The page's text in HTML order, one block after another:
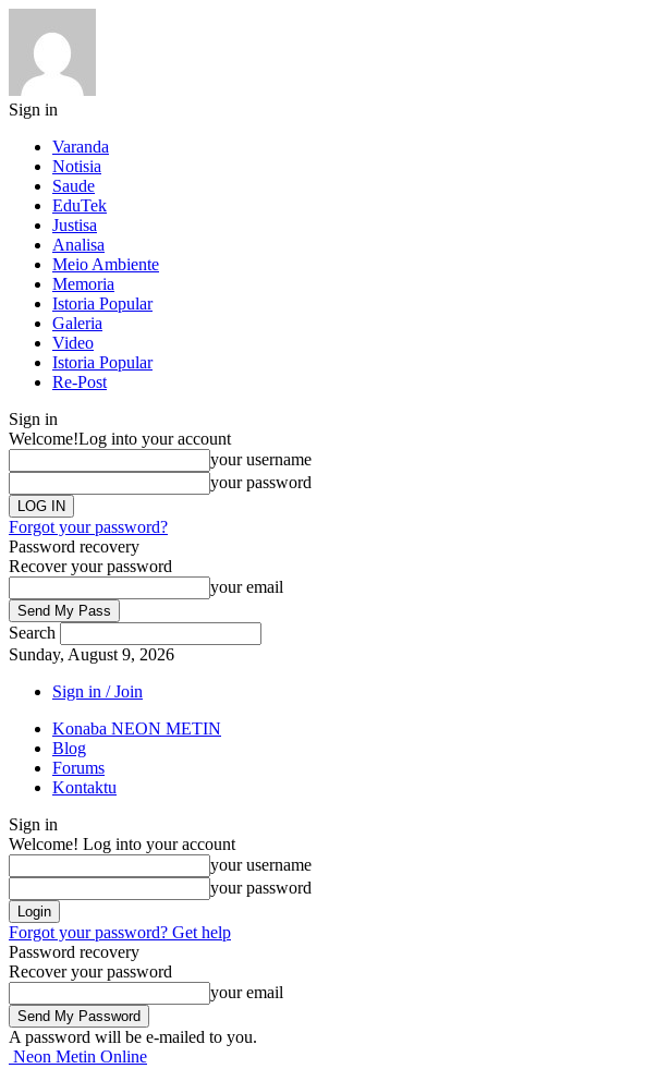
Sign in
Varanda
Notisia
Saude
EduTek
Justisa
Analisa
Meio Ambiente
Memoria
Istoria Popular
Galeria
Video
Istoria Popular
Re-Post
Sign in
Welcome!Log into your account
your username
your password
Forgot your password?
Password recovery
Recover your password
your email
Search
Sunday, August 9, 2026
Sign in / Join
Konaba NEON METIN
Blog
Forums
Kontaktu
Sign in
Welcome! Log into your account
your username
your password
Forgot your password? Get help
Password recovery
Recover your password
your email
A password will be e-mailed to you.
Neon Metin Online